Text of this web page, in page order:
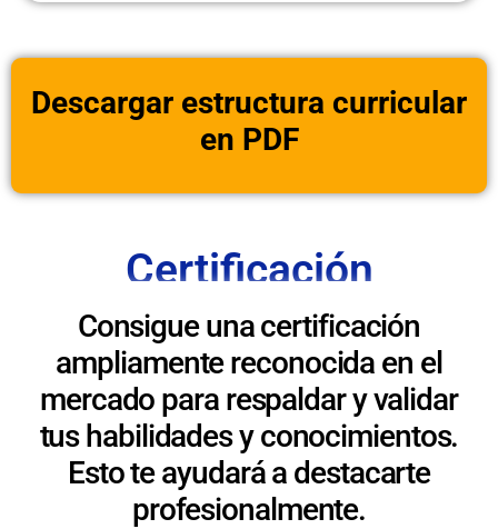
Descargar estructura curricular
en PDF
Certificación
Consigue una certificación
ampliamente reconocida en el
mercado para respaldar y validar
tus habilidades y conocimientos.
Esto te ayudará a destacarte
profesionalmente.